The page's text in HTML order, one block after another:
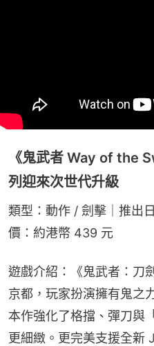
《鬼武者 Way of the
列迎來次世代升級
類型：動作 / 劍擊｜推出
價：約港幣 439 元
遊戲介紹：《鬼武者：刀
京都，玩家扮演擁有鬼之
本作強化了格擋、彈刀與
更細緻。更完美支援全新